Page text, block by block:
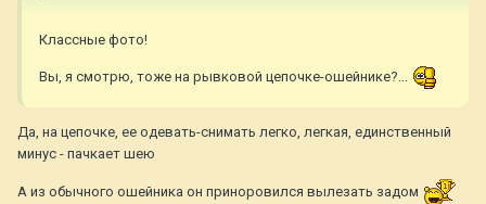
Классные фото!
Вы, я смотрю, тоже на рывковой цепочке-ошейнике?...
Да, на цепочке, ее одевать-снимать легко, легкая, единственный
минус - пачкает шею
А из обычного ошейника он приноровился вылезать задом